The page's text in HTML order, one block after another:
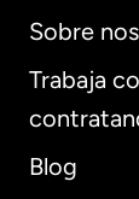
Sobre
Trabaja
Blog